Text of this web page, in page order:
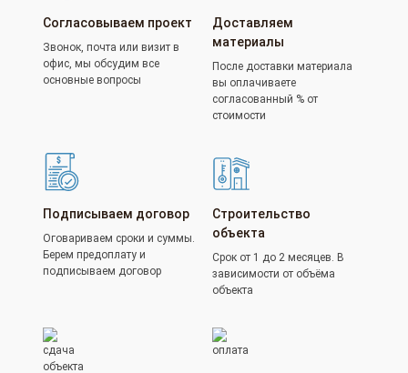
Согласовываем проект
Звонок, почта или визит в
офис, мы обсудим все
основные вопросы
Доставляем
материалы
После доставки материала
вы оплачиваете
согласованный % от
стоимости
Подписываем договор
Оговариваем сроки и суммы.
Берем предоплату и
подписываем договор
Строительство
объекта
Срок от 1 до 2 месяцев. В
зависимости от объёма
объекта